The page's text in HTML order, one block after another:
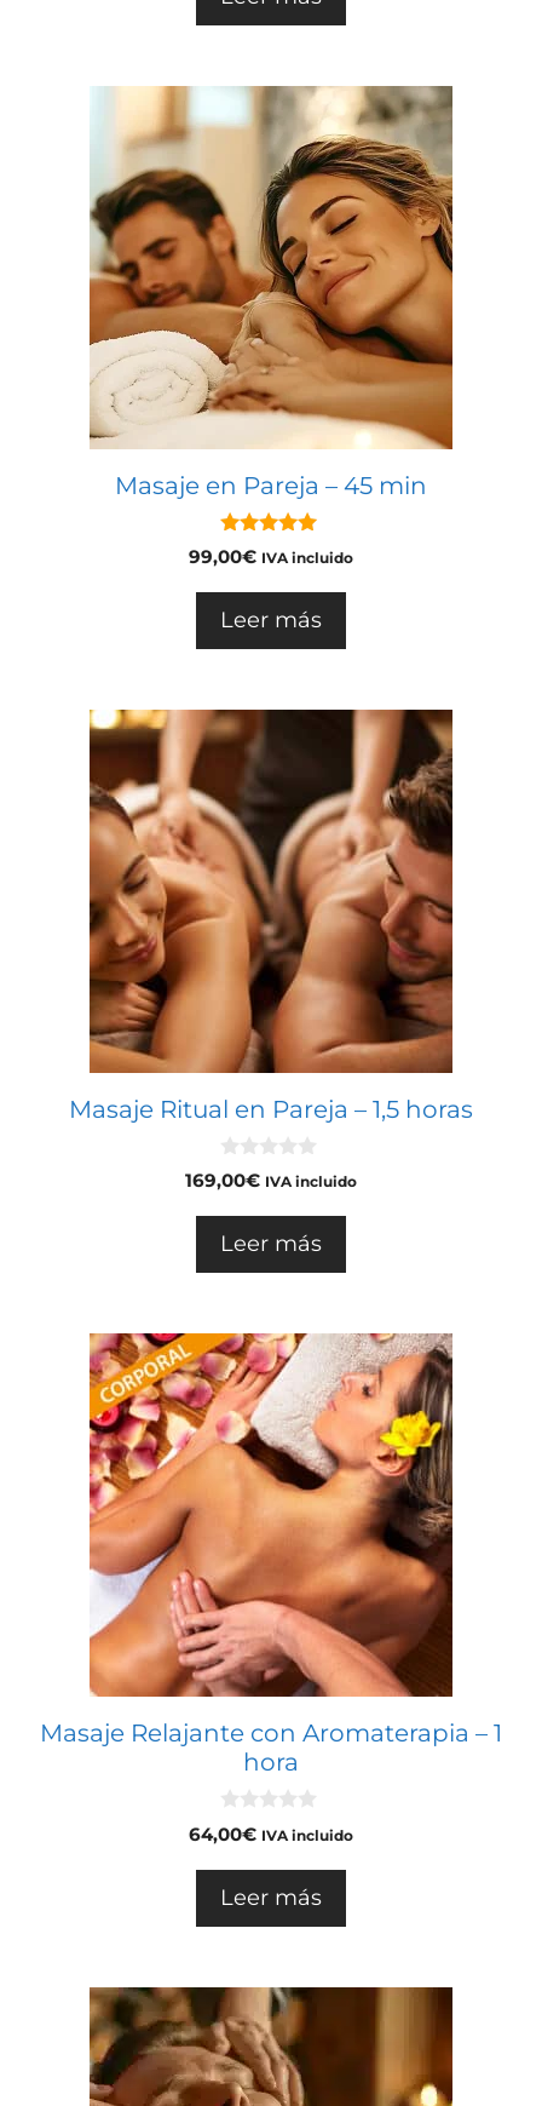
Masaje en Pareja – 45 min
5.00
de 5
99,00€ IVA incluido
Leer más
Masaje Ritual en Pareja – 1,5 horas
0
d
169,00€ IVA incluido
Leer más
Masaje Relajante con Aromaterapia – 1
hora
0
d
64,00€ IVA incluido
Leer más